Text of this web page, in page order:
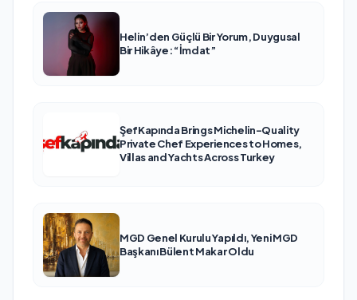
Helin’den Güçlü Bir Yorum, Duygusal
Bir Hikâye: “İmdat”
ŞefKapında Brings Michelin-Quality
Private Chef Experiences to Homes,
Villas and Yachts Across Turkey
MGD Genel Kurulu Yapıldı, Yeni MGD
Başkanı Bülent Makar Oldu